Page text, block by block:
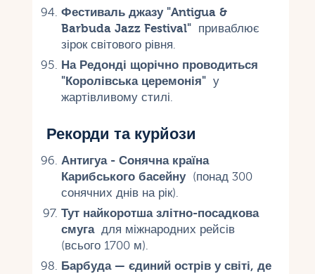
Фестиваль джазу "Antigua &
Barbuda Jazz Festival"приваблює
зірок світового рівня.
На Редонді щорічно проводиться
"Королівська церемонія"у
жартівливому стилі.
Рекорди та курйози
Антигуа - Сонячна країна
Карибського басейну(понад 300
сонячних днів на рік).
Тут найкоротша злітно-посадкова
смугадля міжнародних рейсів
(всього 1700 м).
Барбуда — єдиний острів у світі, де